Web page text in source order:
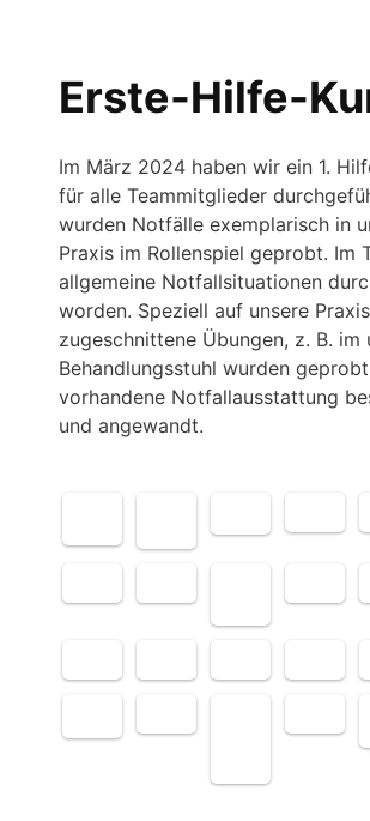
Erste-Hilfe-
Im März 2024 haben wir ein 1.
für alle Teammitglieder
wurden Notfälle exemplarisch in
Praxis im Rollenspiel geprobt. Im
allgemeine Notfallsituationen
worden. Speziell auf unsere Praxis
zugeschnittene Übungen, z. B. im
Behandlungsstuhl wurden
vorhandene Notfallausstattung
und angewandt.